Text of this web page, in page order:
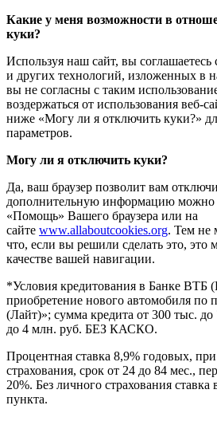
Какие у меня возможности в
куки?
Используя наш сайт, вы соглашаетесь
и других технологий, изложенных в
вы не согласны с таким
воздержаться от использования веб-
ниже «Могу ли я отключить куки?»
параметров.
Могу ли я отключить куки?
Да, ваш браузер позволит вам
дополнительную информацию можно
«Помощь» Вашего браузера или на
сайте www.allaboutcookies.org. Тем не
что, если вы решили сделать это, это
качестве вашей навигации.
*Условия кредитования в Банке ВТБ
приобретение нового автомобиля
(Лайт)»; сумма кредита от 300 тыс.
до 4 млн. руб. БЕЗ КАСКО.
Процентная ставка 8,9% годовых,
страхования, срок от 24 до 84 мес.,
20%. Без личного страхования
пункта.